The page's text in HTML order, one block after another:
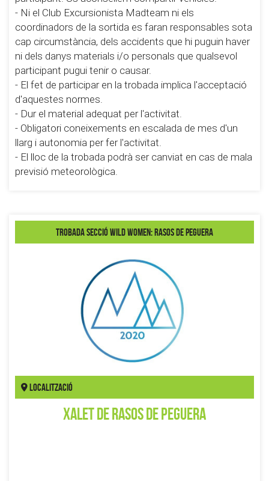
- Ni el Club Excursionista Madteam ni els
coordinadors de la sortida es faran responsables sota
cap circumstància, dels accidents que hi puguin haver
ni dels danys materials i/o personals que qualsevol
participant pugui tenir o causar.
- El fet de participar en la trobada implica l'acceptació
d'aquestes normes.
- Dur el material adequat per l'activitat.
- Obligatori coneixements en escalada de mes d'un
llarg i autonomia per fer l'activitat.
- El lloc de la trobada podrà ser canviat en cas de mala
previsió meteorològica.
Trobada Secció Wild Women: Rasos de Peguera
Localització
Xalet de Rasos de Peguera